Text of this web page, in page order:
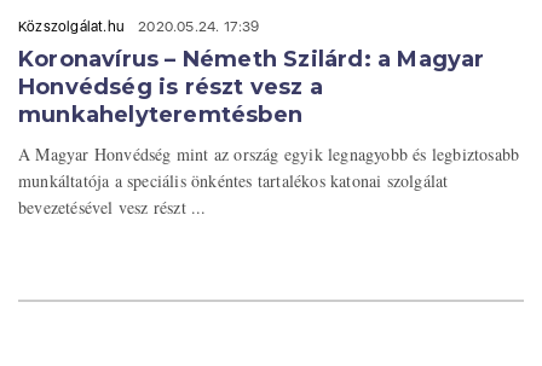
Közszolgálat.hu 2020.05.24. 17:39
Koronavírus – Németh Szilárd: a Magyar
Honvédség is részt vesz a
munkahelyteremtésben
A Magyar Honvédség mint az ország egyik legnagyobb és legbiztosabb
munkáltatója a speciális önkéntes tartalékos katonai szolgálat
bevezetésével vesz részt ...